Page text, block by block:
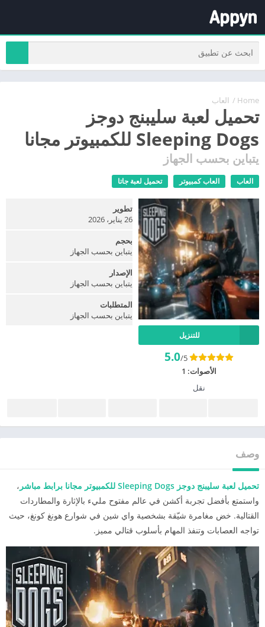
Home
/ العاب
تحميل لعبة سليبنج دوجز
Sleeping Dogs للكمبيوتر مجانا
يتباين بحسب الجهاز
العاب العاب كمبيوتر تحميل لعبة جاتا
للتنزيل
5.0/5
الأصوات: 1
نقل
تطوير
26 يناير، 2026
بحجم
يتباين بحسب الجهاز
الإصدار
يتباين بحسب الجهاز
المتطلبات
يتباين بحسب الجهاز
وصف
تحميل لعبة سليبنج دوجز Sleeping Dogs للكمبيوتر مجانا برابط مباشر
،
واستمتع بأفضل تجربة أكشن في عالم مفتوح مليء بالإثارة والمطاردات
القتالية. خض مغامرة شيّقة بشخصية واي شين في شوارع هونغ كونغ، حيث
تواجه العصابات وتنفذ المهام بأسلوب قتالي مميز.